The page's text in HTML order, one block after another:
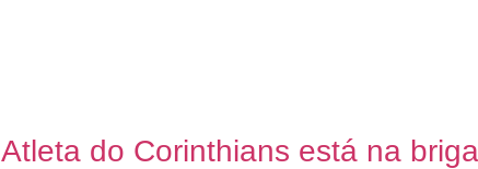
Atleta do Corinthians está na